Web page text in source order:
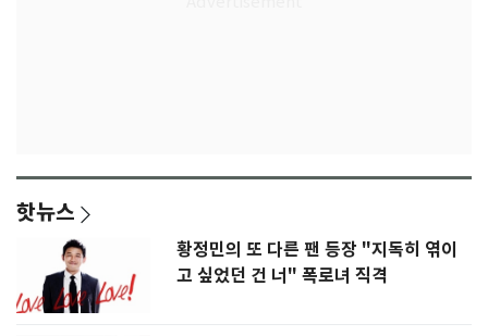
핫뉴스
황정민의 또 다른 팬 등장 "지독히 엮이
고 싶었던 건 너" 폭로녀 직격